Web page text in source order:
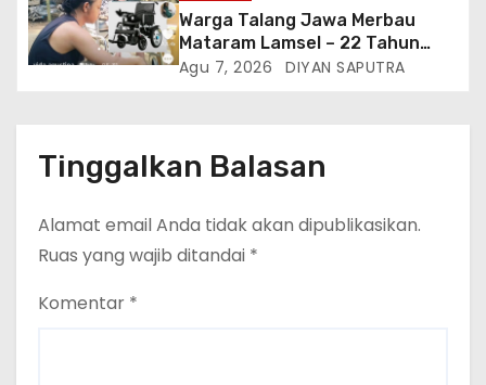
Warga Talang Jawa Merbau
Mataram Lamsel – 22 Tahun
Lumpuh Vina Agustina Viral Di
Cakrawala Tv Meminta Pemda
Lamsel Bertindak
Agu 7, 2026 DIYAN SAPUTRA
Tinggalkan Balasan
Alamat email Anda tidak akan dipublikasikan.
Ruas yang wajib ditandai *
Komentar *